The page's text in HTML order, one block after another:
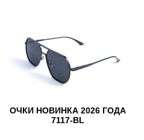
ОЧКИ НОВИНКА 2026 ГОДА
7117-BL